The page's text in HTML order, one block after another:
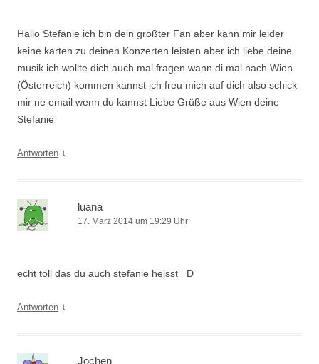
Hallo Stefanie ich bin dein größter Fan aber kann mir leider
keine karten zu deinen Konzerten leisten aber ich liebe deine
musik ich wollte dich auch mal fragen wann di mal nach Wien
(Österreich) kommen kannst ich freu mich auf dich also schick
mir ne email wenn du kannst Liebe Grüße aus Wien deine
Stefanie
Antworten ↓
luana
17. März 2014 um 19:29 Uhr
echt toll das du auch stefanie heisst =D
Antworten ↓
Jochen